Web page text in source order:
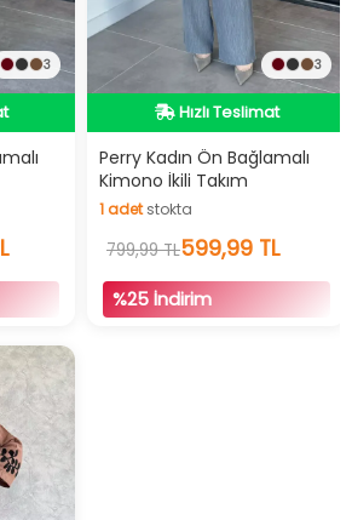
3 3
İndirimli Ürün
Hızlı Teslimat
İndirimli Ürün
Perry Kadın Ön Bağlamalı
Kimono İkili Takım
1adetstokta
adetstokta
799,99 TL599,99 TL
%25 İndirim